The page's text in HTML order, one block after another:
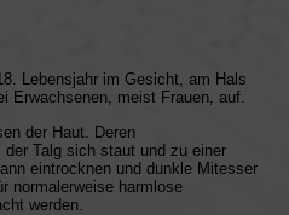
Lebensjahr im Gesicht, am Hals
Erwachsenen, meist Frauen, auf.
der Haut. Deren
der Talg sich staut und zu einer
eintrocknen und dunkle Mitesser
normalerweise harmlose
werden.